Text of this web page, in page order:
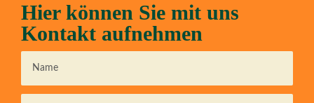
Hier können Sie mit uns
Kontakt aufnehmen